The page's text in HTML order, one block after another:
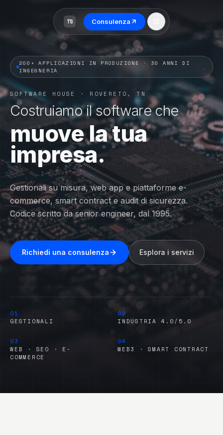
TS Consulenza
200+ APPLICAZIONI IN PRODUZIONE · 30 ANNI DI
INGEGNERIA
SOFTWARE HOUSE · ROVERETO, TN
Costruiamo il software che
muove la tua
impresa.
Gestionali su misura, web app e piattaforme e-
commerce, smart contract e audit di sicurezza.
Codice scritto da senior engineer, dal 1995.
Richiedi una consulenza Esplora i servizi
01
GESTIONALI
02
INDUSTRIA 4.0/5.0
03
WEB · SEO · E-
COMMERCE
04
WEB3 · SMART CONTRACT